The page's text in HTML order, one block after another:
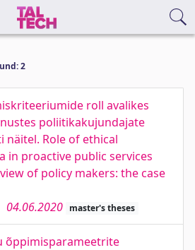
2
roll avalikes
poliitikakujundajate
näitel. Role of ethical
in proactive public services
of policy makers: the case
04.06.2020 master's theses
õppimisparameetrite